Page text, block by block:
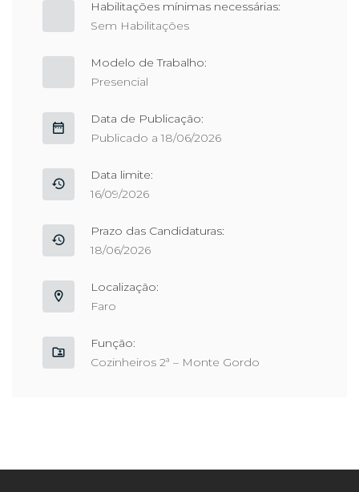
Habilitações mínimas necessárias:
Sem Habilitações
Modelo de Trabalho:
Presencial
Data de Publicação:
Publicado a 18/06/2026
Data limite:
16/09/2026
Prazo das Candidaturas:
18/06/2026
Localização:
Faro
Função:
Cozinheiros 2ª – Monte Gordo